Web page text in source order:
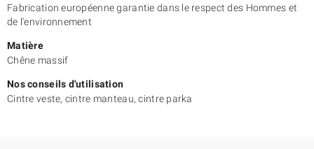
Fabrication européenne garantie dans le respect des Hommes et
de l'environnement
Matière
Chêne massif
Nos conseils d'utilisation
Cintre veste, cintre manteau, cintre parka